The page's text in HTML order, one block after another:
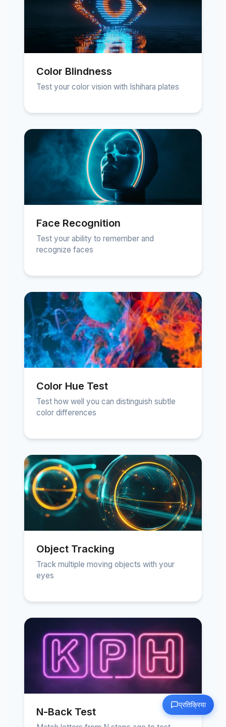
Color Blindness
Test your color vision with Ishihara plates
Face Recognition
Test your ability to remember and
recognize faces
Color Hue Test
Test how well you can distinguish subtle
color differences
Object Tracking
Track multiple moving objects with your
eyes
N-Back Test
प्रतिक्रिया